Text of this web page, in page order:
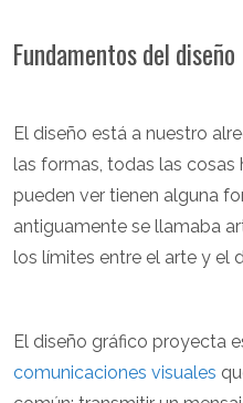
Fundamentos del diseño
El diseño está a nuestro
las formas, todas las cosas
pueden ver tienen alguna
antiguamente se llamaba
los límites entre el arte y el
El diseño gráfico proyecta
comunicaciones visuales